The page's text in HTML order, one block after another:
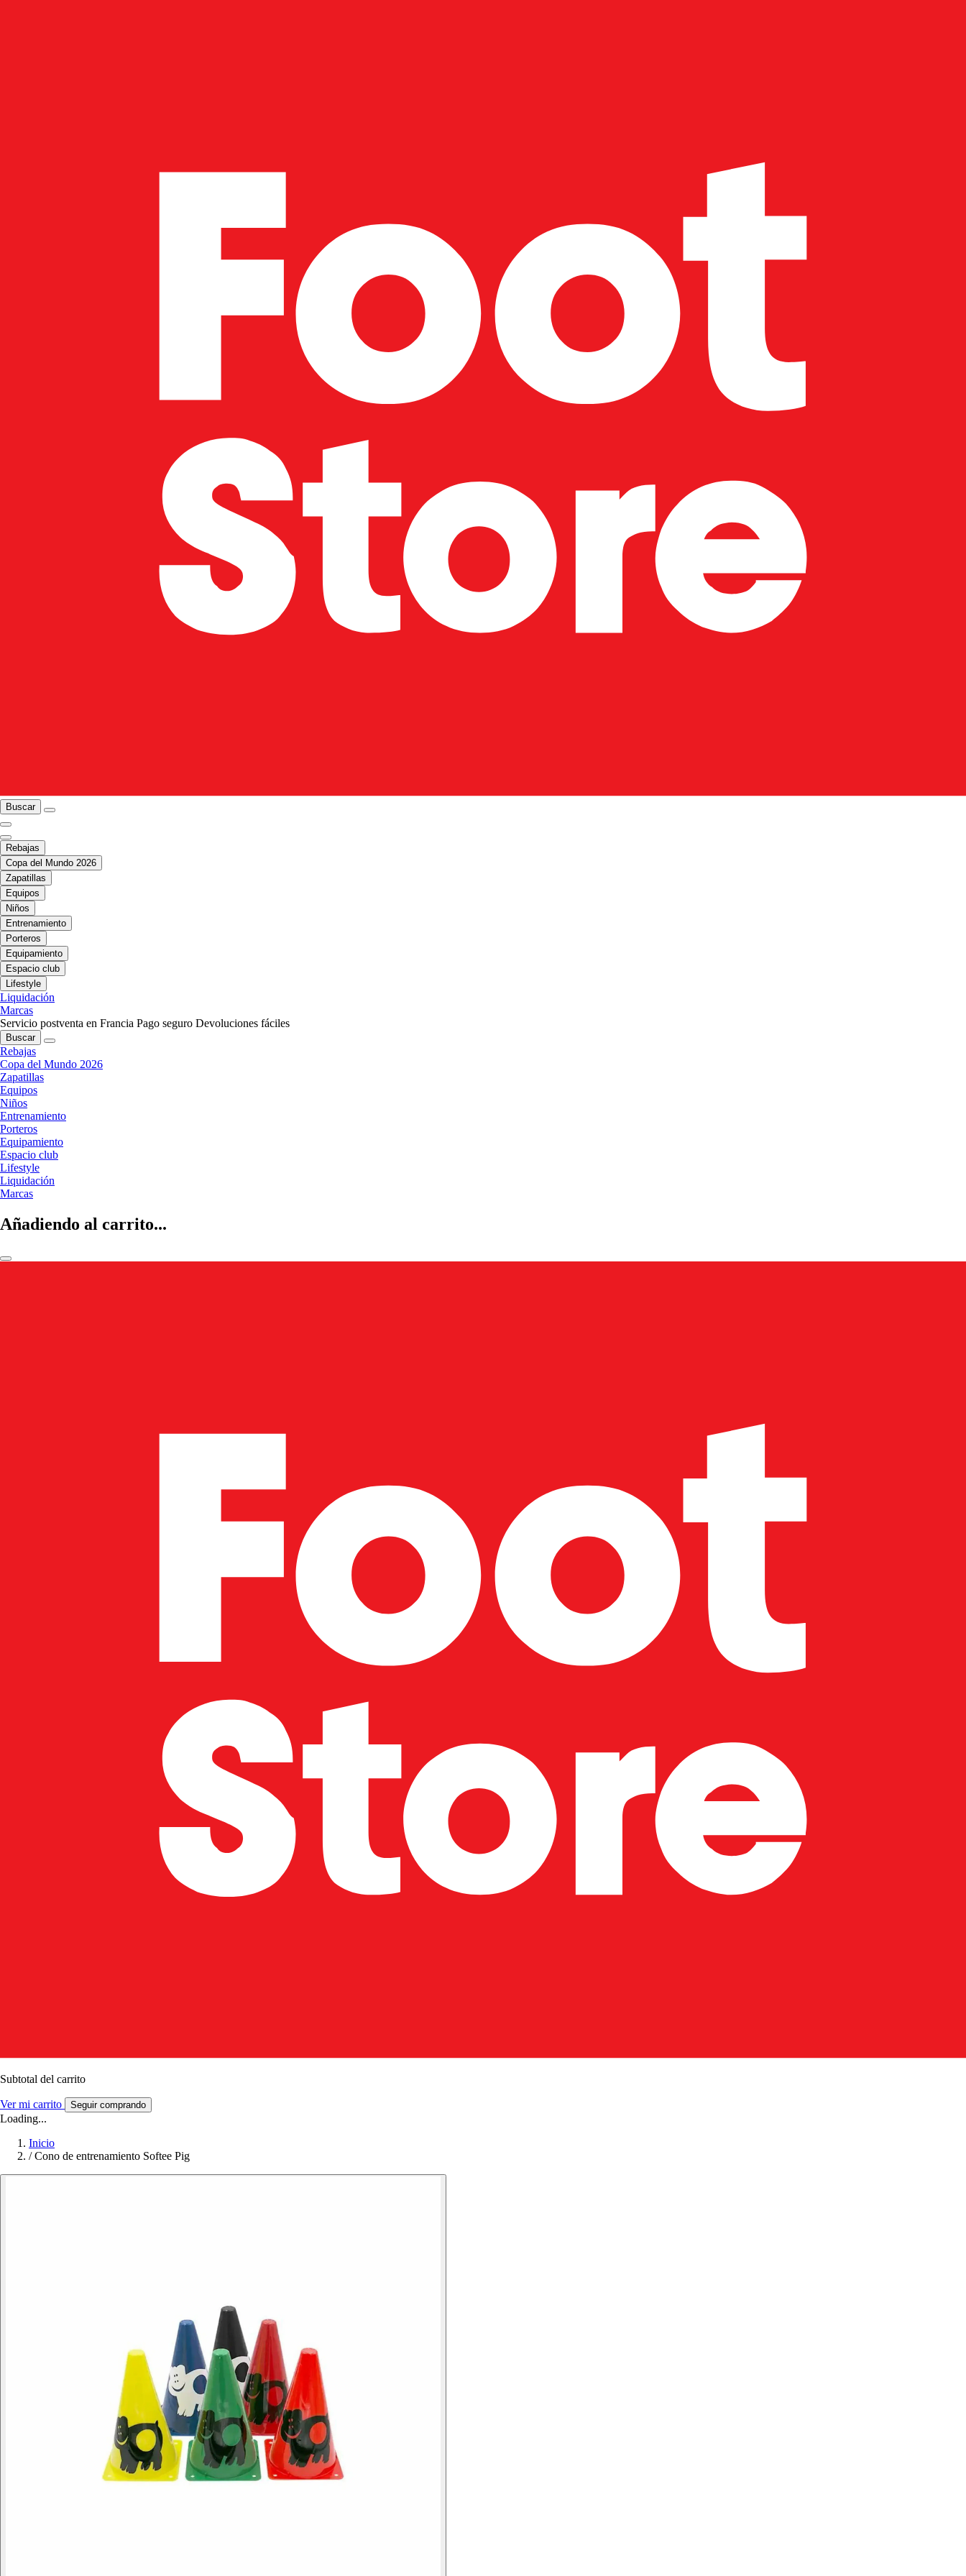
Buscar
Rebajas
Copa del Mundo 2026
Zapatillas
Equipos
Niños
Entrenamiento
Porteros
Equipamiento
Espacio club
Lifestyle
Liquidación
Marcas
Servicio postventa en Francia Pago seguro Devoluciones fáciles
Buscar
Rebajas
Copa del Mundo 2026
Zapatillas
Equipos
Niños
Entrenamiento
Porteros
Equipamiento
Espacio club
Lifestyle
Liquidación
Marcas
Añadiendo al carrito...
Subtotal del carrito
Ver mi carrito Seguir comprando
Loading...
Inicio
/ Cono de entrenamiento Softee Pig